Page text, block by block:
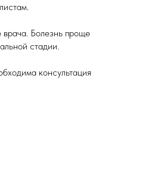
Болезнь проще
стадии.
консультация